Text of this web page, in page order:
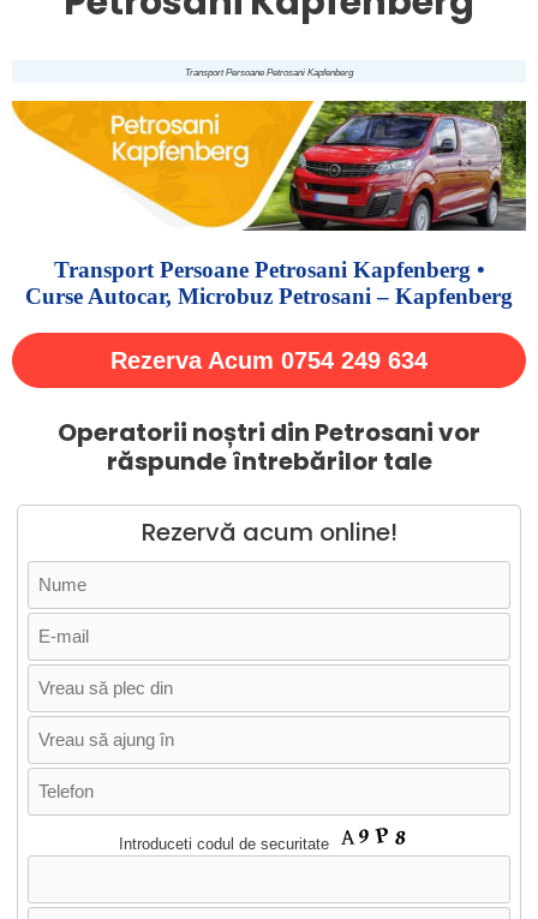
Transport Persoane Petrosani Kapfenberg
Transport Persoane Petrosani Kapfenberg •
Curse Autocar, Microbuz Petrosani – Kapfenberg
Rezerva Acum 0754 249 634
Operatorii noștri din Petrosani vor
răspunde întrebărilor tale
Rezervă acum online!
Introduceti codul de securitate